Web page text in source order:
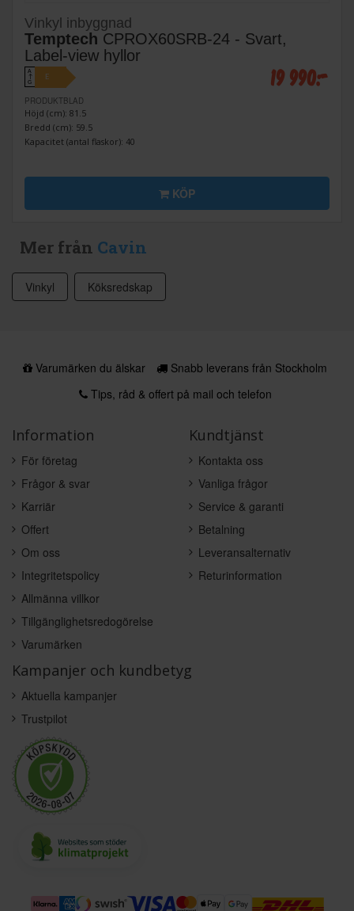
Vinkyl inbyggnad
Temptech CPROX60SRB-24 - Svart,
Label-view hyllor
A
↑
G
E
PRODUKTBLAD
Höjd (cm): 81.5
Bredd (cm): 59.5
Kapacitet (antal flaskor): 40
19 990:-
KÖP
Mer från Cavin
Vinkyl Köksredskap
Varumärken du älskar
Snabb leverans från Stockholm
Tips, råd & offert på mail och telefon
Information
För företag
Frågor & svar
Karriär
Offert
Om oss
Integritetspolicy
Allmänna villkor
Tillgänglighetsredogörelse
Varumärken
Kundtjänst
Kontakta oss
Vanliga frågor
Service & garanti
Betalning
Leveransalternativ
Returinformation
Kampanjer och kundbetyg
Aktuella kampanjer
Trustpilot